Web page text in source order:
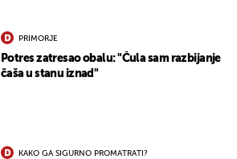
PRIMORJE
Potres zatresao obalu: "Čula sam razbijanje
čaša u stanu iznad"
KAKO GA SIGURNO PROMATRATI?